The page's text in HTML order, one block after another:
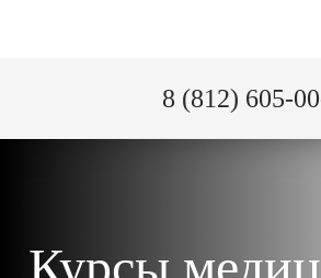
8 (812) 605-